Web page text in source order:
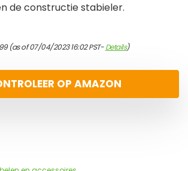
de constructie stabieler.
(as of 07/04/2023 16:02 PST-Details)
OP AMAZON